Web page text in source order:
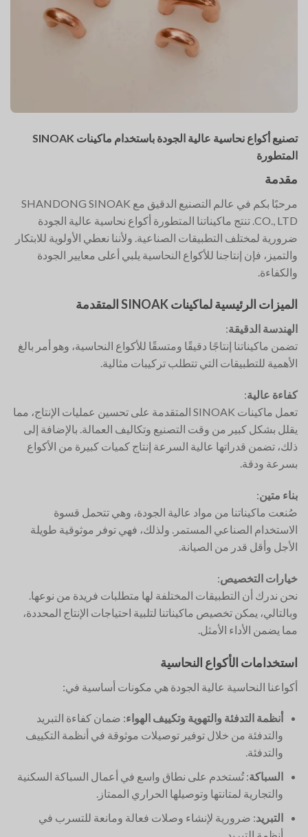
تصنيع أكواع نحاسية عالية الجودة باستخدام ماكينات SINOAK
المتطورة
مقدمة
مرحبًا بكم في عالم التصنيع الدقيق مع SHANDONG SINOAK
CO., LTD. تنتج ماكيناتنا المتطورة أكواع نحاسية عالية الجودة
ضرورية لمختلف التطبيقات الصناعية. ولأننا نعطي الأولوية للابتكار
والتميز، فإن إنتاجنا للأكواع النحاسية يلبي أعلى معايير الجودة
والكفاءة.
الميزات الرئيسية لماكينات SINOAK المتقدمة
الهندسة الدقيقة:
تضمن ماكيناتنا إنتاجًا دقيقًا ومتسقًا للأكواع النحاسية، وهو أمر بالغ
الأهمية للتطبيقات التي تتطلب تركيبات مثالية.
كفاءة عالية:
تعمل ماكينات SINOAK المتقدمة على تحسين عمليات الإنتاج، مما
يقلل بشكل كبير من وقت التصنيع وتكاليف العمالة. بالإضافة إلى
ذلك، تضمن قدراتها عالية السرعة إنتاج كميات كبيرة من الأكواع
بسرعة ودقة.
بناء متين:
صُنعت ماكيناتنا من مواد عالية الجودة، وهي تتحمل قسوة
الاستخدام الصناعي المستمر. ولذلك، فهي توفر موثوقية طويلة
الأجل وأقل قدر من الصيانة.
خيارات التخصيص:
نحن ندرك أن التطبيقات المختلفة لها متطلبات فريدة من نوعها.
وبالتالي، يمكن تخصيص ماكيناتنا لتلبية احتياجات الإنتاج المحددة،
مما يضمن الأداء الأمثل.
استخدامات الأكواع النحاسية
أكواعنا النحاسية عالية الجودة هي مكونات أساسية في:
أنظمة التدفئة والتهوية وتكييف الهواء: ضمان كفاءة التبريد
والتدفئة من خلال توفير توصيلات موثوقة في أنظمة التكييف
والتدفئة.
السباكة: تُستخدم على نطاق واسع في أعمال السباكة السكنية
والتجارية لمتانتها وتوصيلها الحراري الممتاز.
التبريد: ضرورية لإنشاء وصلات فعالة ومانعة للتسرب في
أنظمة التبريد.